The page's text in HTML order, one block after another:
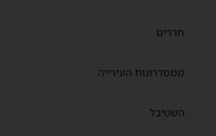
חרדים
ממסדרונות העירייה
השטיבל